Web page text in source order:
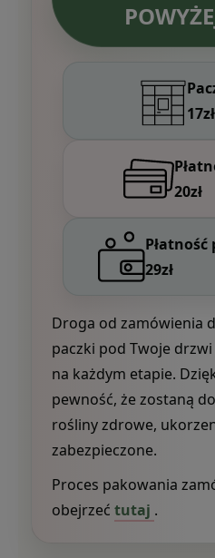
17zł
20zł
29zł
Droga od zamówienia
paczki pod Twoje
na każdym etapie.
pewność, że zostaną
rośliny zdrowe,
zabezpieczone.
Proces pakowania
obejrzeć tutaj .